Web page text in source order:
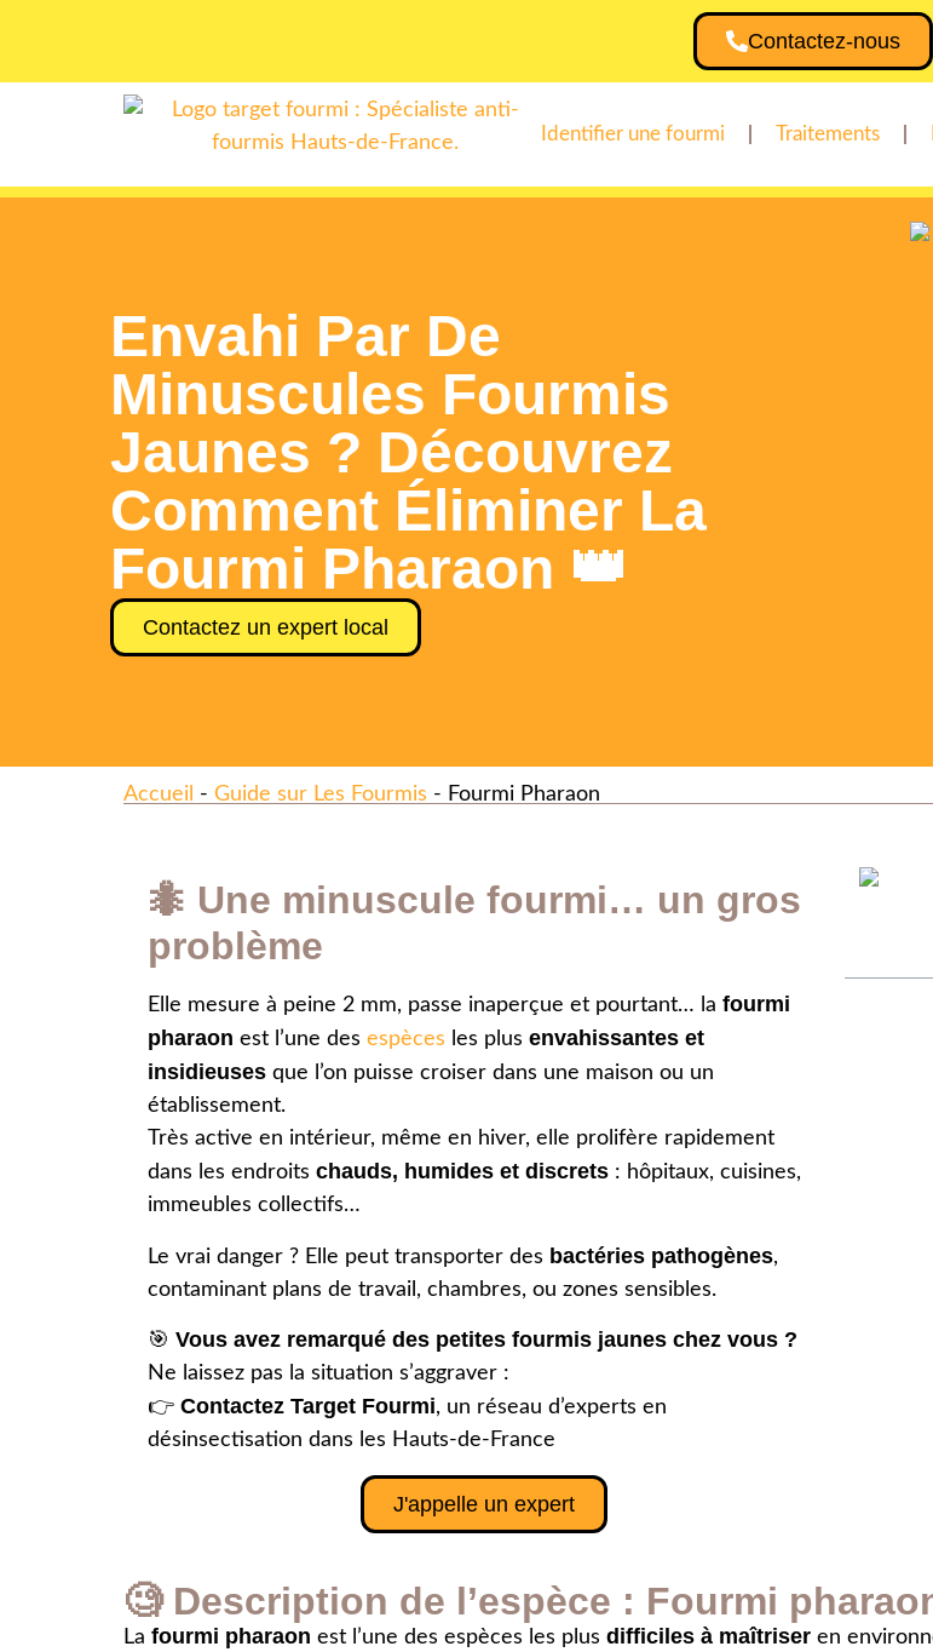
Contactez-nous
Identifier une fourmi Traitements
Envahi Par De
Minuscules Fourmis
Jaunes ? Découvrez
Comment Éliminer La
Fourmi Pharaon 👑
Contactez un expert local
Accueil - Guide sur Les Fourmis - Fourmi Pharaon
🐜 Une minuscule fourmi… un gros
problème
Elle mesure à peine 2 mm, passe inaperçue et pourtant… la fourmi
pharaon est l’une des espèces les plus envahissantes et
insidieuses que l’on puisse croiser dans une maison ou un
établissement.
Très active en intérieur, même en hiver, elle prolifère rapidement
dans les endroits chauds, humides et discrets : hôpitaux, cuisines,
immeubles collectifs…
Le vrai danger ? Elle peut transporter des bactéries pathogènes,
contaminant plans de travail, chambres, ou zones sensibles.
🎯 Vous avez remarqué des petites fourmis jaunes chez vous ?
Ne laissez pas la situation s’aggraver :
👉 Contactez Target Fourmi, un réseau d’experts en
désinsectisation dans les Hauts-de-France
J'appelle un expert
🧐 Description de l’espèce : Fourmi
La fourmi pharaon est l’une des espèces les plus difficiles à maîtriser en